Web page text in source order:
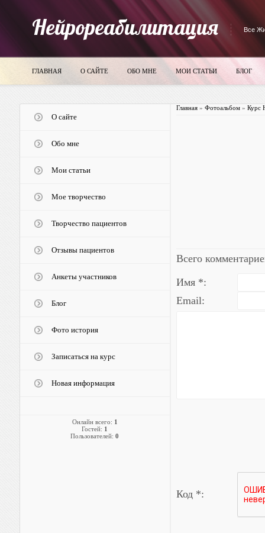
Нейрореабилитация Все
ГЛАВНАЯ О САЙТЕ ОБО МНЕ МОИ СТАТЬИ БЛОГ
О сайте
Обо мне
Мои статьи
Мое творчество
Творчество пациентов
Отзывы пациентов
Анкеты участников
Блог
Фото история
Записаться на курс
Новая информация
Онлайн всего: 1
Гостей: 1
Пользователей: 0
Главная» Фотоальбом» Курс
Всего
Имя *:
Email:
Код *: